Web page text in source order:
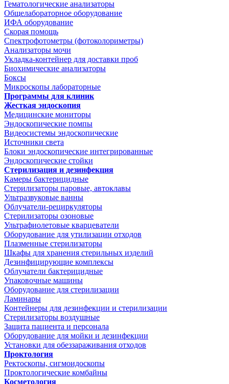
Гематологические анализаторы
Общелабораторное оборудование
ИФА оборудование
Скорая помощь
Спектрофотометры (фотоколориметры)
Анализаторы мочи
Укладка-контейнер для доставки проб
Биохимические анализаторы
Боксы
Микроскопы лабораторные
Программы для клиник
Жесткая эндоскопия
Медицинские мониторы
Эндоскопические помпы
Видеосистемы эндоскопические
Источники света
Блоки эндоскопические интегрированные
Эндоскопические стойки
Стерилизация и дезинфекция
Камеры бактерицидные
Стерилизаторы паровые, автоклавы
Ультразвуковые ванны
Облучатели-рециркуляторы
Стерилизаторы озоновые
Ультрафиолетовые кварцеватели
Оборудование для утилизации отходов
Плазменные стерилизаторы
Шкафы для хранения стерильных изделий
Дезинфицирующие комплексы
Облучатели бактерицидные
Упаковочные машины
Оборудование для стерилизации
Ламинары
Контейнеры для дезинфекции и стерилизации
Стерилизаторы воздушные
Защита пациента и персонала
Оборудование для мойки и дезинфекции
Установки для обеззараживания отходов
Проктология
Ректоскопы, сигмоидоскопы
Проктологические комбайны
Косметология